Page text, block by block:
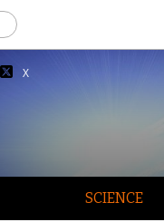
X
SCIENCE